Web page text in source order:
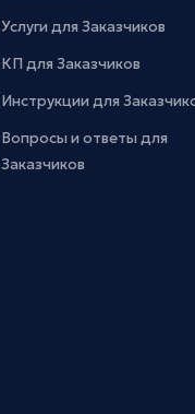
Услуги для Заказчиков
КП для Заказчиков
Инструкции для
Вопросы и ответы для
Заказчиков